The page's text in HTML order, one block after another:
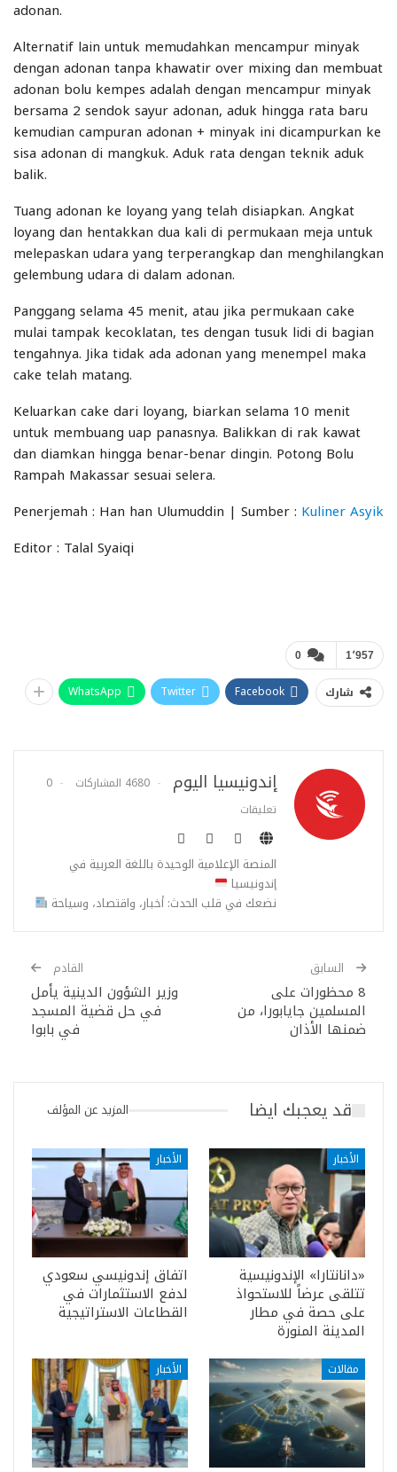
adonan.
Alternatif lain untuk memudahkan mencampur minyak
dengan adonan tanpa khawatir over mixing dan membuat
adonan bolu kempes adalah dengan mencampur minyak
bersama 2 sendok sayur adonan, aduk hingga rata baru
kemudian campuran adonan + minyak ini dicampurkan ke
sisa adonan di mangkuk. Aduk rata dengan teknik aduk
balik.
Tuang adonan ke loyang yang telah disiapkan. Angkat
loyang dan hentakkan dua kali di permukaan meja untuk
melepaskan udara yang terperangkap dan menghilangkan
gelembung udara di dalam adonan.
Panggang selama 45 menit, atau jika permukaan cake
mulai tampak kecoklatan, tes dengan tusuk lidi di bagian
tengahnya. Jika tidak ada adonan yang menempel maka
cake telah matang.
Keluarkan cake dari loyang, biarkan selama 10 menit
untuk membuang uap panasnya. Balikkan di rak kawat
dan diamkan hingga benar-benar dingin. Potong Bolu
Rampah Makassar sesuai selera.
Penerjemah : Han han Ulumuddin | Sumber : Kuliner Asyik
Editor : Talal Syaiqi
0 1٬957
شارك Facebook
Twitter
WhatsApp
إندونيسيا اليوم 4680 المشاركات
0
تعليقات
المنصة الإعلامية الوحيدة باللغة العربية في
إندونيسيا
نضعك في قلب الحدث: أخبار، واقتصاد، وسياحة
السابق
8 محظورات على
المسلمين جايابورا، من
ضمنها الأذان
القادم
وزير الشؤون الدينية يأمل
في حل قضية المسجد
في بابوا
قد يعجبك ايضا المزيد عن المؤلف
الأخبار
«دانانتارا» الإندونيسية
تتلقى عرضاً للاستحواذ
على حصة في مطار
المدينة المنورة
الأخبار
اتفاق إندونيسي سعودي
لدفع الاستثمارات في
القطاعات الاستراتيجية
مقالات الأخبار